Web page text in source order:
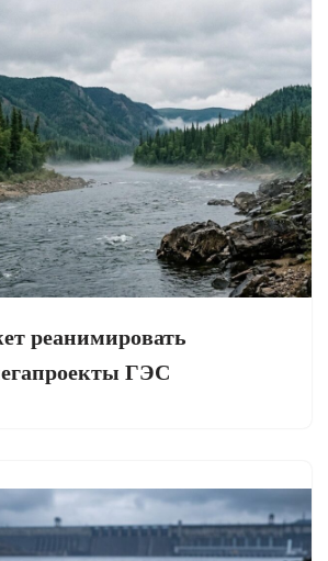
реанимировать
ГЭС